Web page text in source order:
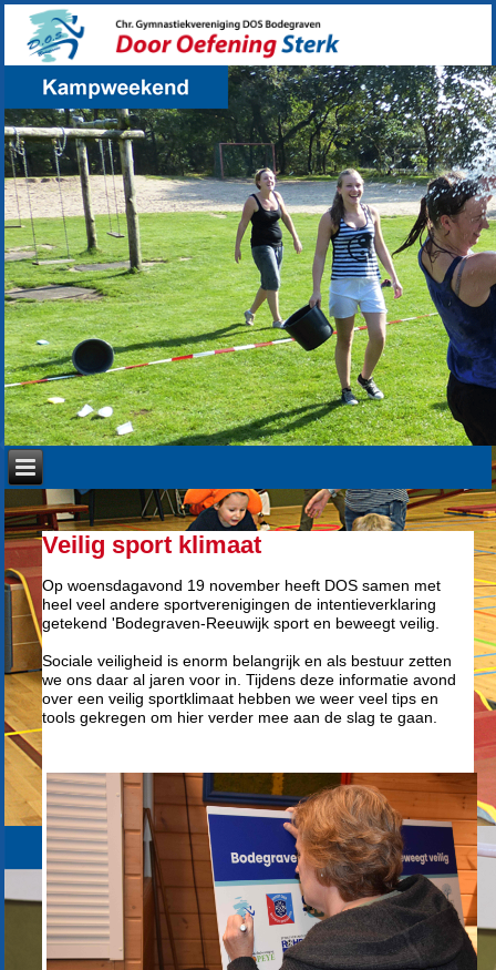
Veilig sport klimaat
Op woensdagavond 19 november heeft DOS samen met
heel veel andere sportverenigingen de intentieverklaring
getekend 'Bodegraven-Reeuwijk sport en beweegt veilig.
Sociale veiligheid is enorm belangrijk en als bestuur zetten
we ons daar al jaren voor in. Tijdens deze informatie avond
over een veilig sportklimaat hebben we weer veel tips en
tools gekregen om hier verder mee aan de slag te gaan.